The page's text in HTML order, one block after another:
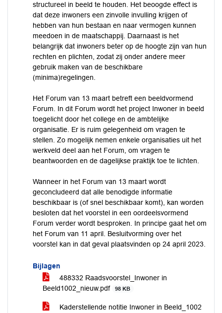
structureel in beeld te houden. Het beoogde effect is
dat deze inwoners een zinvolle invulling krijgen of
hebben van hun bestaan en naar vermogen kunnen
meedoen in de maatschappij. Daarnaast is het
belangrijk dat inwoners beter op de hoogte zijn van hun
rechten en plichten, zodat zij onder andere meer
gebruik maken van de beschikbare
(minima)regelingen.
Het Forum van 13 maart betreft een beeldvormend
Forum. In dit Forum wordt het project Inwoner in beeld
toegelicht door het college en de ambtelijke
organisatie. Er is ruim gelegenheid om vragen te
stellen. Zo mogelijk nemen enkele organisaties uit het
werkveld deel aan het Forum, om vragen te
beantwoorden en de dagelijkse praktijk toe te lichten.
Wanneer in het Forum van 13 maart wordt
geconcludeerd dat alle benodigde informatie
beschikbaar is (of snel beschikbaar komt), kan worden
besloten dat het voorstel in een oordeelsvormend
Forum verder wordt besproken. In principe gaat het om
het Forum van 11 april. Besluitvorming over het
voorstel kan in dat geval plaatsvinden op 24 april 2023.
Bijlagen
488332 Raadsvoorstel_Inwoner in
Beeld1002_nieuw.pdf
98 KB
Kaderstellende notitie Inwoner in Beeld_1002